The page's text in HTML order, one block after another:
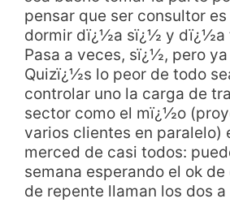
pensar que ser consultor
dormir dï¿½a sï¿½ y dï¿½a
Pasa a veces, sï¿½, pero
Quizï¿½s lo peor de todo
controlar uno la carga de
sector como el mï¿½o
varios clientes en paralelo)
merced de casi todos:
semana esperando el ok
de repente llaman los dos a